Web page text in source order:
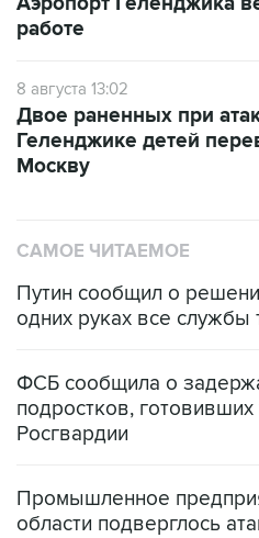
работе
8 августа 13:02
Двое раненных при
Геленджике детей
Москву
САМОЕ ЧИТАЕМОЕ
Путин сообщил о
одних руках все
ФСБ сообщила о
подростков,
Росгвардии
Промышленное
области подверглось